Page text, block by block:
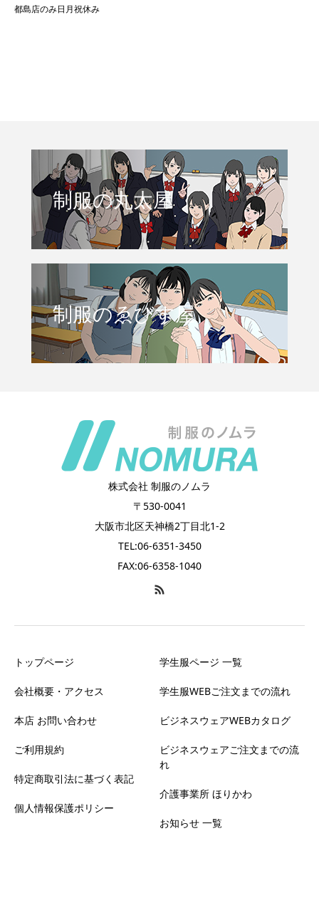
都島店のみ日月祝休み
制服の丸太屋
制服のゑびす屋
株式会社 制服のノムラ
〒530-0041
大阪市北区天神橋2丁目北1-2
TEL:06-6351-3450
FAX:06-6358-1040
トップページ
会社概要・アクセス
本店 お問い合わせ
ご利用規約
特定商取引法に基づく表記
個人情報保護ポリシー
学生服ページ 一覧
学生服WEBご注文までの流れ
ビジネスウェアWEBカタログ
ビジネスウェアご注文までの流
れ
介護事業所 ほりかわ
お知らせ 一覧